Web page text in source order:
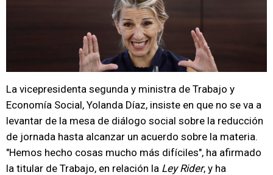
La vicepresidenta segunda y ministra de Trabajo y
Economía Social, Yolanda Díaz, insiste en que no se va a
levantar de la mesa de diálogo social sobre la reducción
de jornada hasta alcanzar un acuerdo sobre la materia.
"Hemos hecho cosas mucho más difíciles", ha afirmado
la titular de Trabajo, en relación la Ley Rider, y ha